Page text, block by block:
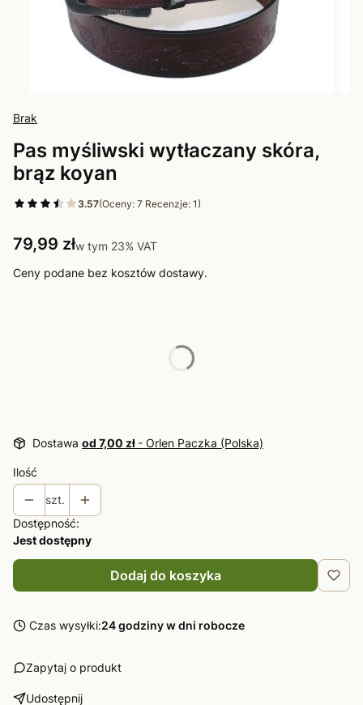
Brak
Pas myśliwski wytłaczany skóra,
brąz koyan
3.57(Oceny: 7 Recenzje: 1)
Cena
79,99 złw tym 23% VAT
w tym 23% VAT
Ceny podane bez kosztów dostawy.
Dostawa od 7,00 zł - Orlen Paczka (Polska)
Ilość
szt.
Dostępność:
Jest dostępny
Dodaj do koszyka
Czas wysyłki:24 godziny w dni robocze
Zapytaj o produkt
Udostępnij